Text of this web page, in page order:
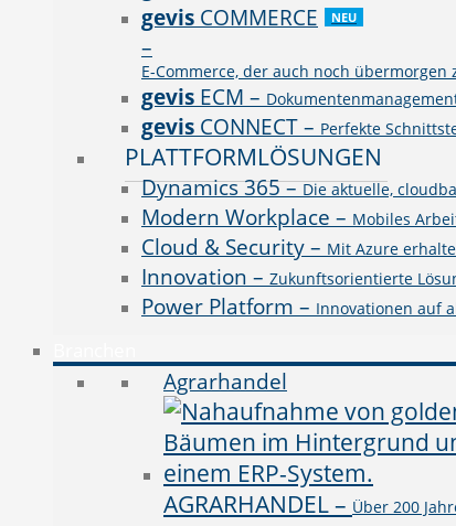
gevis COMMERCE
–
E-Commerce, der auch noch
NEU
gevis ECM –
gevis CONNECT– Perfekte
PLATTFORMLÖSUNGEN
Dynamics 365–Die aktuelle,
Modern Workplace – Mobiles
Cloud & Security– Mit Azure
Innovation – Zukunftsorientierte
Power Platform – Innovationen auf
Agrarhandel
AGRARHANDEL– Über 200